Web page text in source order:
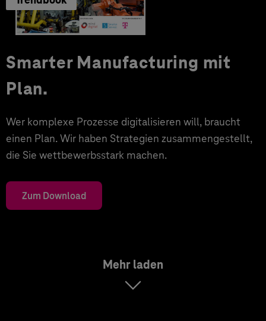
Smarter Manufacturing mit
Plan.
Wer komplexe Prozesse digitalisieren will, braucht
einen Plan. Wir haben Strategien zusammengestellt,
die Sie wettbewerbsstark machen.
Zum Download
Mehr laden